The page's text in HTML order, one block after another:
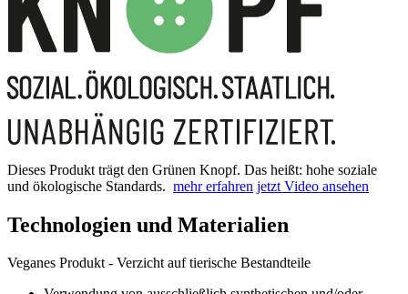
Dieses Produkt trägt den Grünen Knopf. Das heißt: hohe soziale
und ökologische Standards. mehr erfahren jetzt Video ansehen
Technologien und Materialien
Veganes Produkt - Verzicht auf tierische Bestandteile